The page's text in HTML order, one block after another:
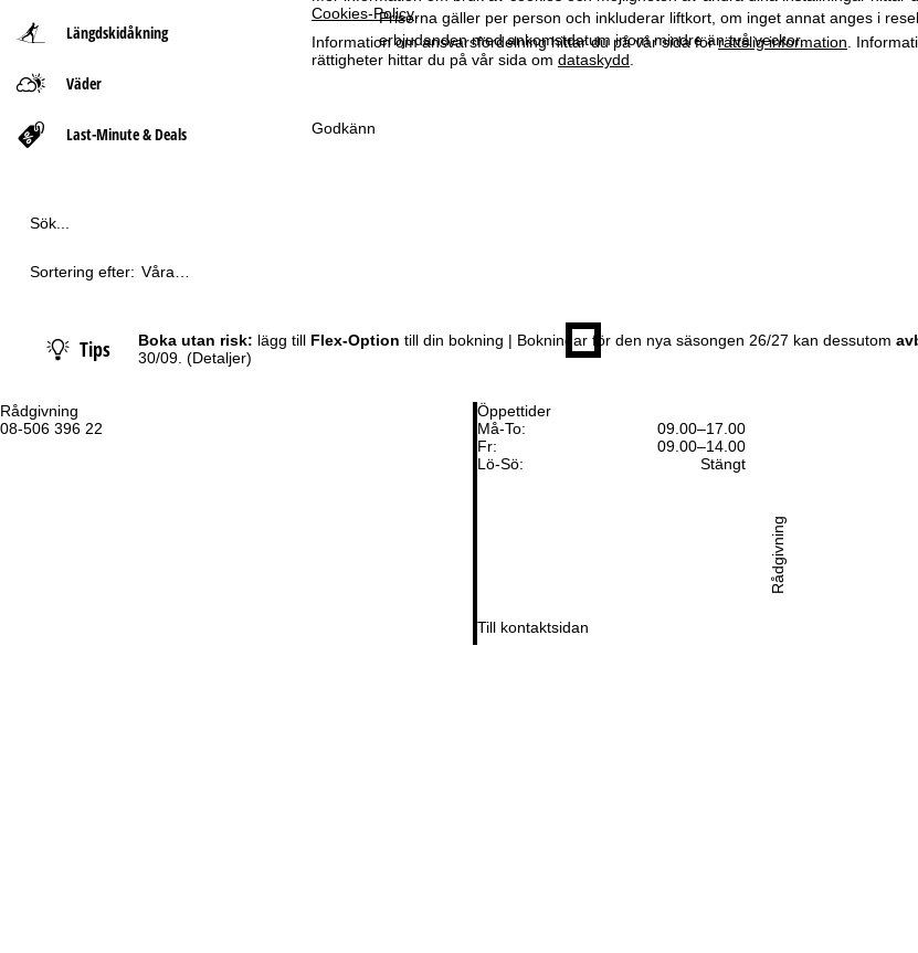
Cookies-Policy.
Information om ansvarsfördelning hittar du på vår sida förrättslig information .
rättigheter hittar du på vår sida om dataskydd
Godkänn
Rådgivning
08-506 396 22
Öppettider
Må-To:
09.00–17.00
Fr:
09.00–14.00
Lö-Sö:
Stängt
Till kontaktsidan
Rådgivning
Längdskidåkning
Väder
Last-Minute & Deals
t
Priserna gäller per person och inkluderar liftkort, om inget annat anges i
erbjudanden med ankomstdatum inom mindre än två veckor.
Sök...
Sortering efter: Våra
Tips Boka utan risk: lägg till Flex-Option till din bokning | Bokningar för den nya säsongen 26/27 kan dessutom
30/09. (Detaljer)